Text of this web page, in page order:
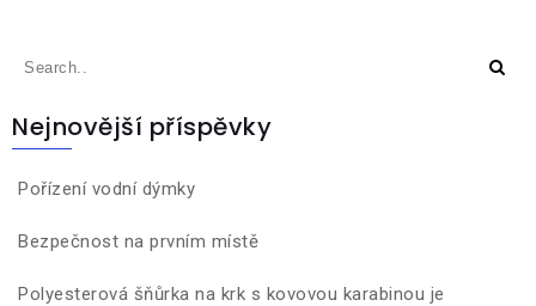
Nejnovější příspěvky
Pořízení vodní dýmky
Bezpečnost na prvním místě
Polyesterová šňůrka na krk s kovovou karabinou je